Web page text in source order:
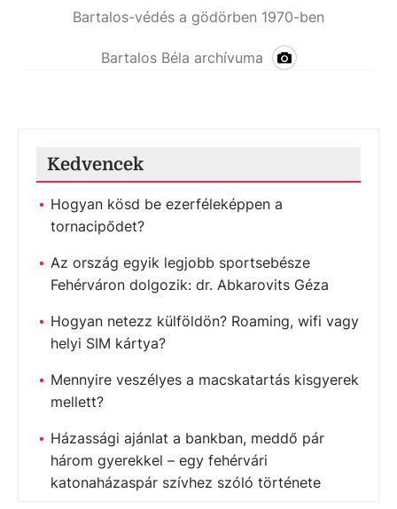
Bartalos-védés a gödörben 1970-ben
Bartalos Béla archívuma
Kedvencek
Hogyan kösd be ezerféleképpen a
tornacipődet?
Az ország egyik legjobb sportsebésze
Fehérváron dolgozik: dr. Abkarovits Géza
Hogyan netezz külföldön? Roaming, wifi vagy
helyi SIM kártya?
Mennyire veszélyes a macskatartás kisgyerek
mellett?
Házassági ajánlat a bankban, meddő pár
három gyerekkel – egy fehérvári
katonaházaspár szívhez szóló története